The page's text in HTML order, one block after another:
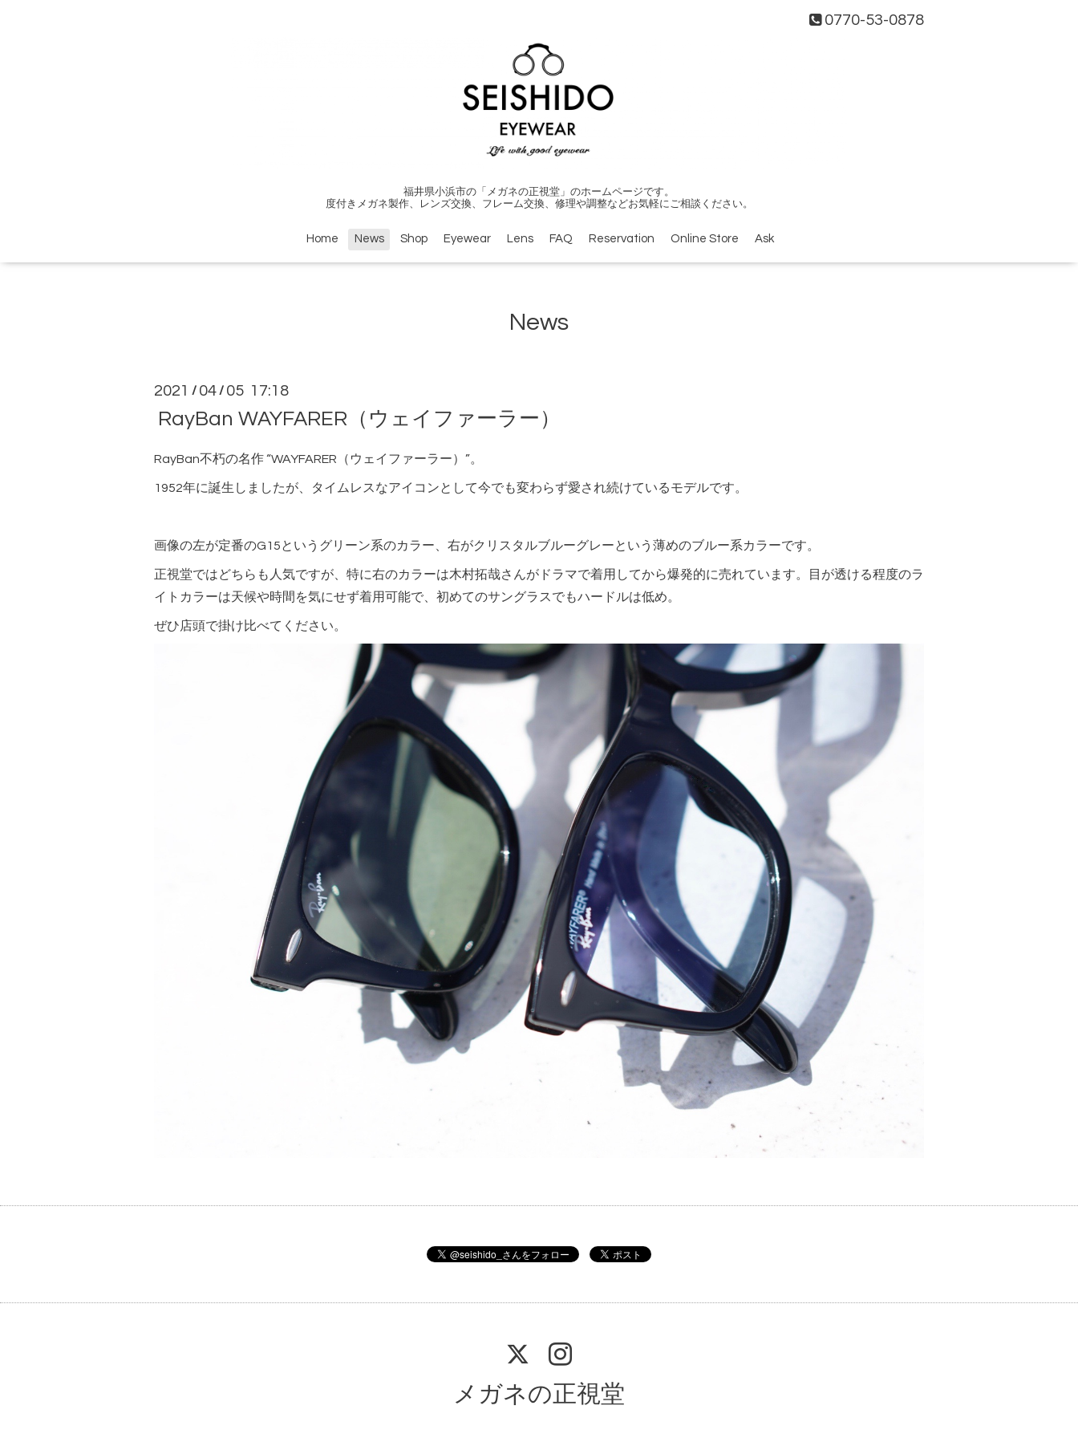
0770-53-0878
福井県小浜市の「メガネの正視堂」のホームページです。
度付きメガネ製作、レンズ交換、フレーム交換、修理や調整などお気軽にご相談ください。
Home News Shop Eyewear Lens FAQ Reservation Online Store Ask
News
2021 / 04 / 05 17:18
RayBan WAYFARER（ウェイファーラー）
RayBan不朽の名作 “WAYFARER（ウェイファーラー）”。
1952年に誕生しましたが、タイムレスなアイコンとして今でも変わらず愛され続けているモデルです。
画像の左が定番のG15というグリーン系のカラー、右がクリスタルブルーグレーという薄めのブルー系カラーです。
正視堂ではどちらも人気ですが、特に右のカラーは木村拓哉さんがドラマで着用してから爆発的に売れています。目が透ける程度のラ
イトカラーは天候や時間を気にせず着用可能で、初めてのサングラスでもハードルは低め。
ぜひ店頭で掛け比べてください。
メガネの正視堂